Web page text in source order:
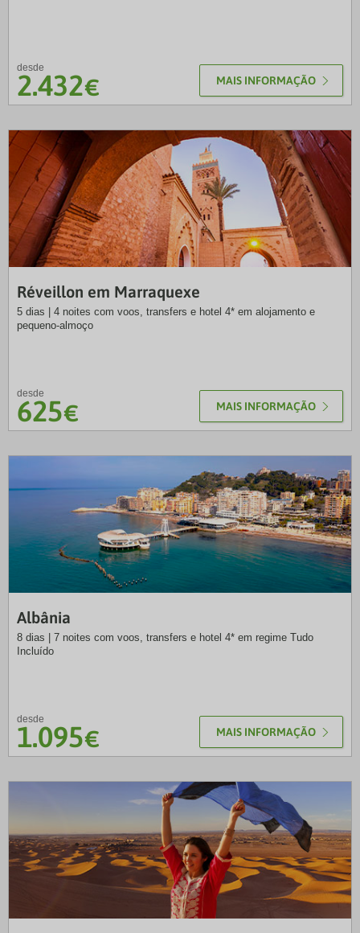
desde
2.432€ MAIS INFORMAÇÃO
Réveillon em Marraquexe
5 dias | 4 noites com voos, transfers e hotel 4* em alojamento e
pequeno-almoço
desde
625€ MAIS INFORMAÇÃO
Albânia
8 dias | 7 noites com voos, transfers e hotel 4* em regime Tudo
Incluído
desde
1.095€ MAIS INFORMAÇÃO